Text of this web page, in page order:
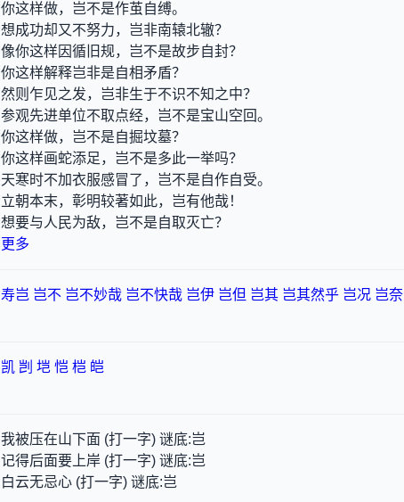
你这样做，岂不是作茧自缚。
想成功却又不努力，岂非南辕北辙？
像你这样因循旧规，岂不是故步自封？
你这样解释岂非是自相矛盾？
然则乍见之发，岂非生于不识不知之中？
参观先进单位不取点经，岂不是宝山空回。
你这样做，岂不是自掘坟墓？
你这样画蛇添足，岂不是多此一举吗？
天寒时不加衣服感冒了，岂不是自作自受。
立朝本末，彰明较著如此，岂有他哉！
想要与人民为敌，岂不是自取灭亡？
更多
寿岂 岂不 岂不妙哉 岂不快哉 岂伊 岂但 岂其 岂其然乎 岂况 岂奈
凯 剀 垲 恺 桤 皑
我被压在山下面 (打一字) 谜底:岂
记得后面要上岸 (打一字) 谜底:岂
白云无忌心 (打一字) 谜底:岂